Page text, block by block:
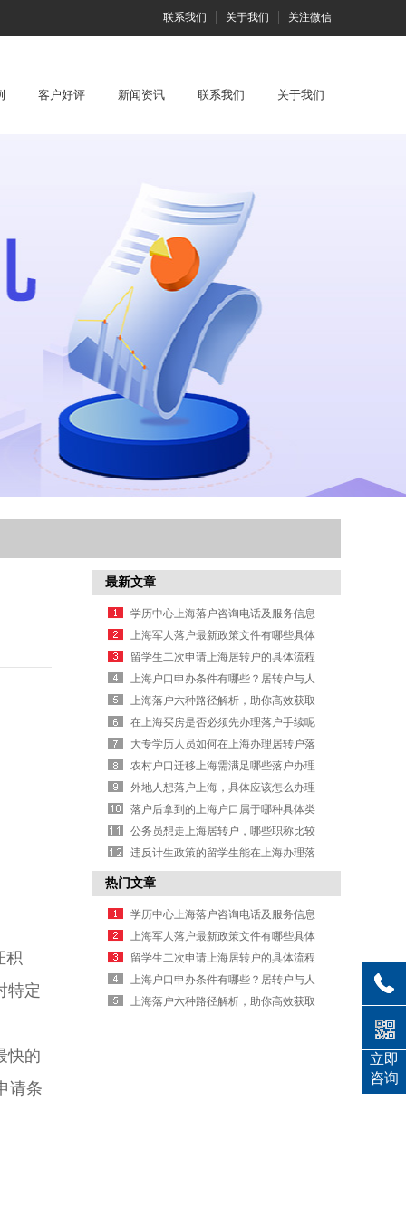
联系我们 关于我们 关注微信
客户好评 新闻资讯 联系我们 关于我们
积
特定
快的
请条
最新文章
学历中心上海落户咨询电话及服务信息
上海军人落户最新政策文件有哪些具体
规定要求
留学生二次申请上海居转户的具体流程
是什么
上海户口申办条件有哪些？居转户与人
才引进要求详解
上海落户六种路径解析，助你高效获取
户口办理信息
在上海买房是否必须先办理落户手续呢
大专学历人员如何在上海办理居转户落
户申请？
农村户口迁移上海需满足哪些落户办理
条件？
外地人想落户上海，具体应该怎么办理
手续？
落户后拿到的上海户口属于哪种具体类
型呢？
公务员想走上海居转户，哪些职称比较
好考且容易落户？
违反计生政策的留学生能在上海办理落
户吗
热门文章
学历中心上海落户咨询电话及服务信息
上海军人落户最新政策文件有哪些具体
规定要求
留学生二次申请上海居转户的具体流程
是什么
上海户口申办条件有哪些？居转户与人
才引进要求详解
上海落户六种路径解析，助你高效获取
立即
咨询